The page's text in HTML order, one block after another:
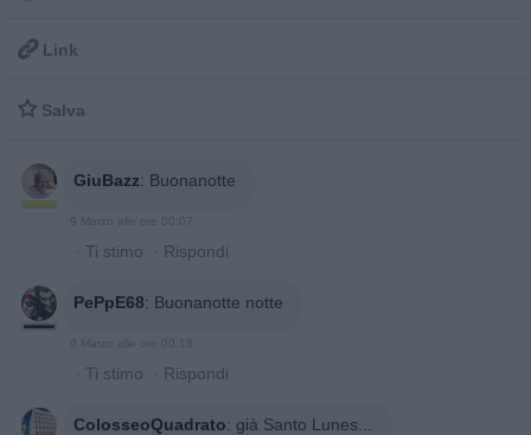
 Link
 Salva
GiuBazz: Buonanotte
9 Marzo alle ore 00:07
· Ti stimo · Rispondi
PePpE68: Buonanotte notte
9 Marzo alle ore 00:16
· Ti stimo · Rispondi
ColosseoQuadrato: già Santo Lunes...